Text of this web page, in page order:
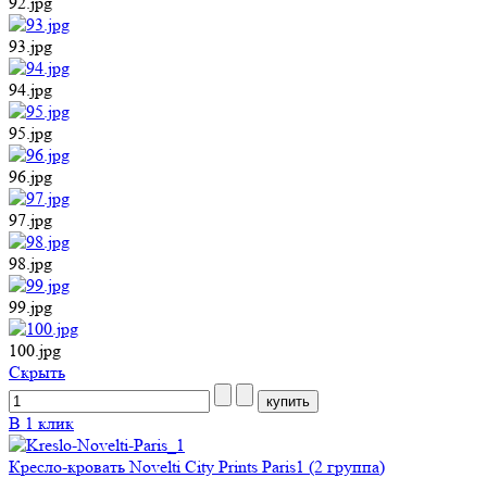
93.jpg
94.jpg
95.jpg
96.jpg
97.jpg
98.jpg
99.jpg
100.jpg
Cкрыть
В 1 клик
Кресло-кровать Novelti City Prints Paris1 (2 группа)